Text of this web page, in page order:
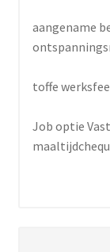
aangename
toffe
Job optie